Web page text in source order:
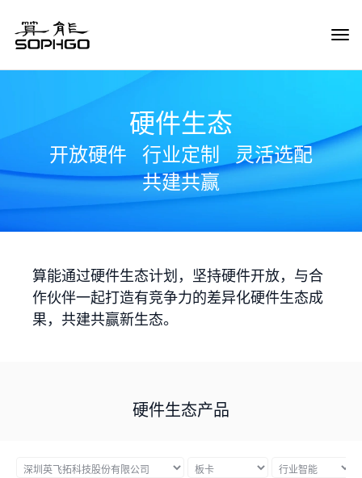
硬件生态
开放硬件 行业定制
灵活选配
共建共赢
算能通过硬件生态计划，坚持硬件开放，与合
作伙伴一起打造有竞争力的差异化硬件生态成
果，共建共赢新生态。
硬件生态产品